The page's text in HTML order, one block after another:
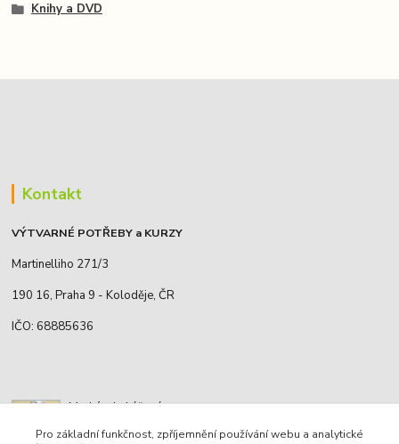
Knihy a DVD
Kontakt
VÝTVARNÉ POTŘEBY a KURZY
Martinelliho 271/3
190 16, Praha 9 - Koloděje, ČR
IČO: 68885636
Markéta Lukáčová
+420 739 151 710
Pro základní funkčnost, zpříjemnění používání webu a analytické